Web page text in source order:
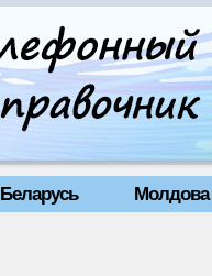
Беларусь Молдова